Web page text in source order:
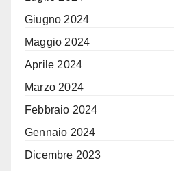
Giugno 2024
Maggio 2024
Aprile 2024
Marzo 2024
Febbraio 2024
Gennaio 2024
Dicembre 2023